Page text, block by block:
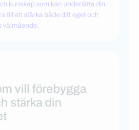
kunskap som kan underlätta din
till att stärka både ditt eget och
välmående.
vill förebygga
stärka din